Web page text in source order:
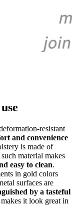
resistant
and convenience
is made of
material makes
easy to clean.
in gold colors
surfaces are
by a tasteful
it look great in